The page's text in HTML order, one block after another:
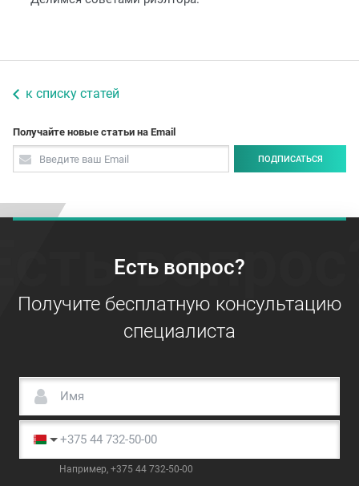
к списку статей
Получайте новые статьи на Email
ПОДПИСАТЬСЯ
Есть вопрос?
Получите бесплатную консультацию
специалиста
Например, +375 44 732-50-00